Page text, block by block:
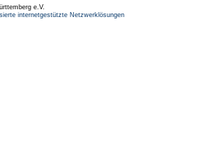
e.V.
internetgestützte Netzwerklösungen